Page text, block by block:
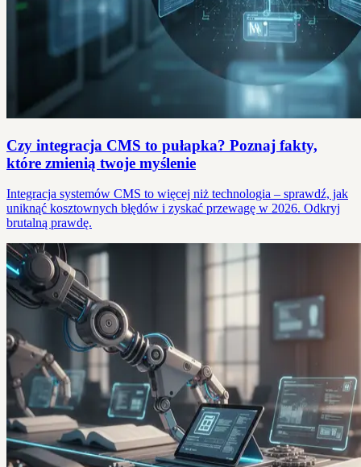
Czy integracja CMS to pułapka? Poznaj fakty,
które zmienią twoje myślenie
Integracja systemów CMS to więcej niż technologia – sprawdź, jak
uniknąć kosztownych błędów i zyskać przewagę w 2026. Odkryj
brutalną prawdę.